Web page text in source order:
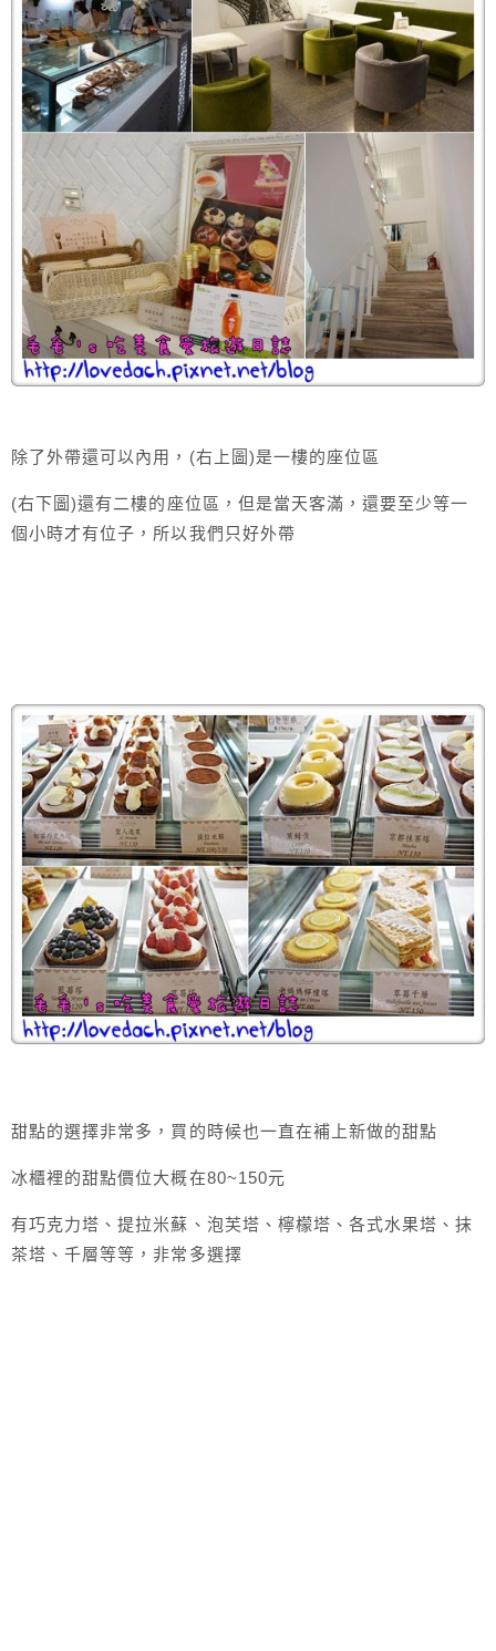
除了外帶還可以內用，(右上圖)是一樓的座位區
(右下圖)還有二樓的座位區，但是當天客滿，還要至少等一
個小時才有位子，所以我們只好外帶
甜點的選擇非常多，買的時候也一直在補上新做的甜點
冰櫃裡的甜點價位大概在80~150元
有巧克力塔、提拉米蘇、泡芙塔、檸檬塔、各式水果塔、抹
茶塔、千層等等，非常多選擇